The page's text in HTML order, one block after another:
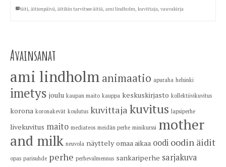
äiti, äitienpäivä, äitikin tarvitsee äitiä, ami lindholm, kuvittaja, vauvakirja
Avainsanat
ami lindholm animaatio apuraha helsinki
imetys joulu kaupan maito kauppa keskuskirjasto kollektiivikuvitus
korona koronakevät koulutus kuvittaja kuvitus lapsiperhe
livekuvitus maito mediateos meidän perhe minikurssi mother
and milk neuvola näyttely omaa aikaa oodi oodin äidit
opas parisuhde perhe perhevalmennus sankariperhe sarjakuva